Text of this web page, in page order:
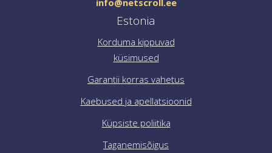
Estonia
Korduma kippuvad
küsimused
Garantii korras vahetus
Kaebused ja apellatsioonid
Küpsiste poliitika
Taganemisõigus